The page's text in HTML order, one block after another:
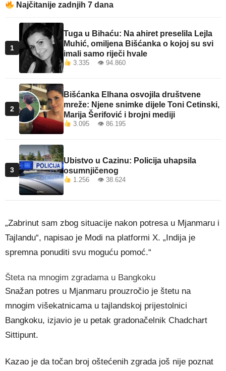
Najčitanije zadnjih 7 dana
1
Tuga u Bihaću: Na ahiret preselila Lejla
Muhić, omiljena Bišćanka o kojoj su svi
imali samo riječi hvale
3.335 👁 94.860
2
Bišćanka Elhana osvojila društvene
mreže: Njene snimke dijele Toni Cetinski,
Marija Šerifović i brojni mediji
3.095 👁 86.195
3
Ubistvo u Cazinu: Policija uhapsila
osumnjičenog
1.256 👁 38.624
„Zabrinut sam zbog situacije nakon potresa u Mjanmaru i
Tajlandu“, napisao je Modi na platformi X. „Indija je
spremna ponuditi svu moguću pomoć.“
Šteta na mnogim zgradama u Bangkoku
Snažan potres u Mjanmaru prouzročio je štetu na
mnogim višekatnicama u tajlandskoj prijestolnici
Bangkoku, izjavio je u petak gradonačelnik Chadchart
Sittipunt.
Kazao je da točan broj oštećenih zgrada još nije poznat